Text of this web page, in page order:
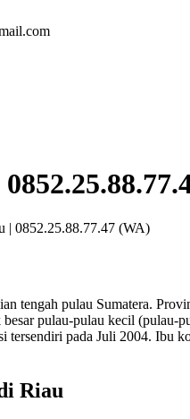
| 0852.25.88.77.47 (WA)
tengah pulau Sumatera.
pulau-pulau kecil (pulau-
pada Juli 2004. Ibu
Riau